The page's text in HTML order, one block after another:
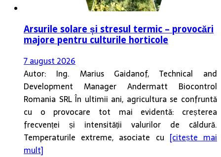
Arsurile solare și stresul termic – provocări
majore pentru culturile horticole
7 august 2026
Autor: Ing. Marius Gaidanof, Technical and
Development Manager Andermatt Biocontrol
Romania SRL În ultimii ani, agricultura se confruntă
cu o provocare tot mai evidentă: creșterea
frecvenței și intensității valurilor de căldură.
Temperaturile extreme, asociate cu [citește mai
mult]